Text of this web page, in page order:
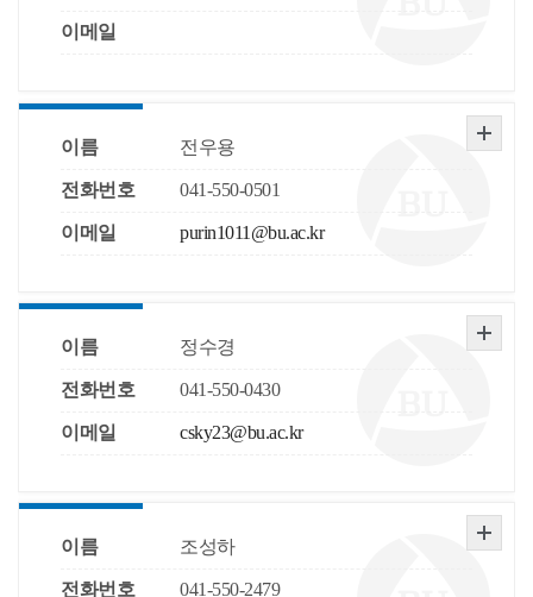
이메일
이름 전우용
전화번호 041-550-0501
이메일 purin1011@bu.ac.kr
이름 정수경
전화번호 041-550-0430
이메일 csky23@bu.ac.kr
이름 조성하
전화번호 041-550-2479